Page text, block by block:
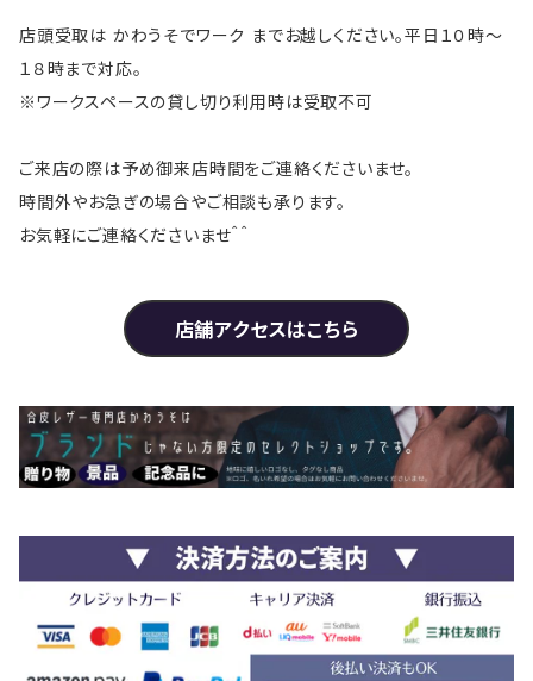
店頭受取は かわうそでワーク までお越しください。平日１０時～
１８時まで対応。
※ワークスペースの貸し切り利用時は受取不可
ご来店の際は予め御来店時間をご連絡くださいませ。
時間外やお急ぎの場合やご相談も承ります。
お気軽にご連絡くださいませ＾＾
店舗アクセスはこちら